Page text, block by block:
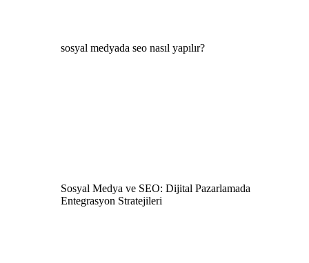
sosyal medyada seo nasıl yapılır?
Sosyal Medya ve SEO: Dijital Pazarlamada
Entegrasyon Stratejileri